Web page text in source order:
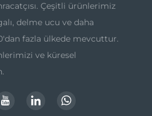
Çeşitli ürünlerimiz
delme ucu ve daha
fazla ülkede mevcuttur.
ve küresel